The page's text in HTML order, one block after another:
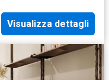
Visualizza dettagli